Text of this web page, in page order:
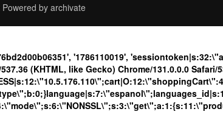
Powered by archivate
'1786110019',
(KHTML, like Gecko) Chrome/131.0.0.0 Safari/